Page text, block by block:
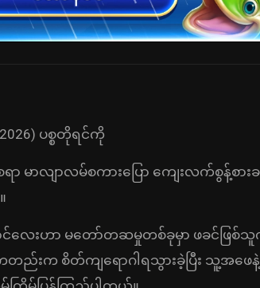
ပစ္စတိုရင်ကို
ာ မာလျာလမ်စကားပြော ကျေးလက်စွန့်စ
ေးဟာ မတော်တဆမှုတစ်ခုမှာ ဖခင်ဖြစ်
တည်းက စိတ်ကျရောဂါရသွားခဲ့ပြီး သူ့အဖ